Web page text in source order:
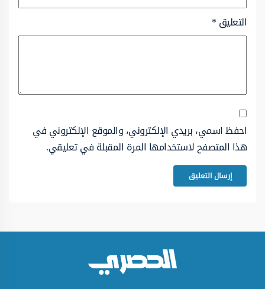
التعليق*
احفظ اسمي، بريدي الإلكتروني، والموقع الإلكتروني في
هذا المتصفح لاستخدامها المرة المقبلة في تعليقي.